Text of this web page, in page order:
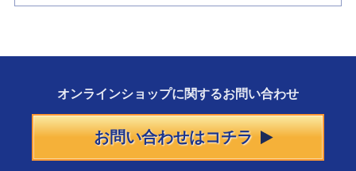
オンラインショップに関するお問い合わせ
お問い合わせはコチラ